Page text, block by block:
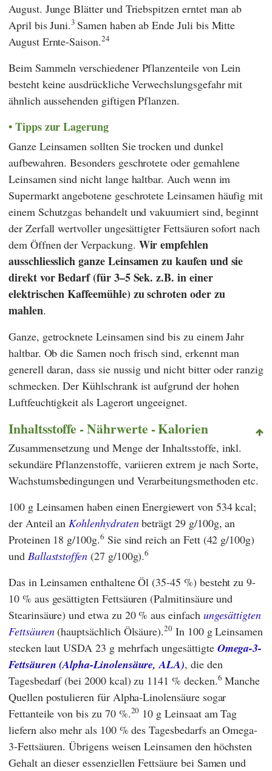
August. Junge Blätter und Triebspitzen erntet man ab
April bis Juni.3 Samen haben ab Ende Juli bis Mitte
August Ernte-Saison.24
Beim Sammeln verschiedener Pflanzenteile von Lein
besteht keine ausdrückliche Verwechslungsgefahr mit
ähnlich aussehenden giftigen Pflanzen.
Tipps zur Lagerung
Ganze Leinsamen sollten Sie trocken und dunkel
aufbewahren. Besonders geschrotete oder gemahlene
Leinsamen sind nicht lange haltbar. Auch wenn im
Supermarkt angebotene geschrotete Leinsamen häufig mit
einem Schutzgas behandelt und vakuumiert sind, beginnt
der Zerfall wertvoller ungesättigter Fettsäuren sofort nach
dem Öffnen der Verpackung. Wir empfehlen
ausschliesslich ganze Leinsamen zu kaufen und sie
direkt vor Bedarf (für 3–5 Sek. z.B. in einer
elektrischen Kaffeemühle) zu schroten oder zu
mahlen.
Ganze, getrocknete Leinsamen sind bis zu einem Jahr
haltbar. Ob die Samen noch frisch sind, erkennt man
generell daran, dass sie nussig und nicht bitter oder ranzig
schmecken. Der Kühlschrank ist aufgrund der hohen
Luftfeuchtigkeit als Lagerort ungeeignet.
Inhaltsstoffe - Nährwerte - Kalorien
Zusammensetzung und Menge der Inhaltsstoffe, inkl.
sekundäre Pflanzenstoffe, variieren extrem je nach Sorte,
Wachstumsbedingungen und Verarbeitungsmethoden etc.
100 g Leinsamen haben einen Energiewert von 534 kcal;
der Anteil anKohlenhydratenbeträgt 29 g/100g, an
Proteinen 18 g/100g.6 Sie sind reich an Fett (42 g/100g)
und Ballaststoffen (27 g/100g).6
Das in Leinsamen enthaltene Öl (35-45 %) besteht zu 9-
10 % aus gesättigten Fettsäuren (Palmitinsäure und
Stearinsäure) und etwa zu 20 % aus einfach ungesättigten
Fettsäuren(hauptsächlich Ölsäure).20 In 100 g Leinsamen
stecken lautUSDA 23 g mehrfach ungesättigte Omega-3-
Fettsäuren (Alpha-Linolensäure, ALA), die den
Tagesbedarf (bei 2000 kcal) zu 1141 % decken.6 Manche
Quellen postulieren für Alpha-Linolensäure sogar
Fettanteile von bis zu 70 %.20 10 g Leinsaat am Tag
liefern also mehr als 100 % des Tagesbedarfs an Omega-
3-Fettsäuren. Übrigens weisen Leinsamen den höchsten
Gehalt an dieser essenziellen Fettsäure bei Samen und